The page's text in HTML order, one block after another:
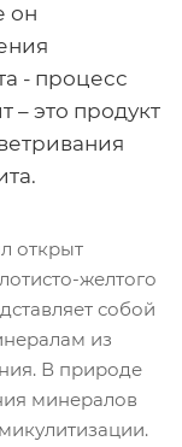
он
- процесс
– это продукт
открыт
желтого
собой
из
В природе
минералов